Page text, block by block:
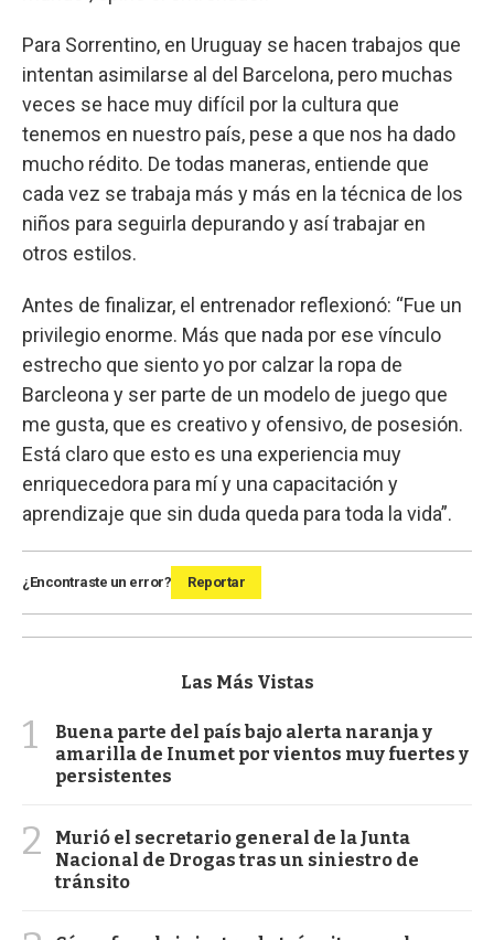
Para Sorrentino, en Uruguay se hacen trabajos que
intentan asimilarse al del Barcelona, pero muchas
veces se hace muy difícil por la cultura que
tenemos en nuestro país, pese a que nos ha dado
mucho rédito. De todas maneras, entiende que
cada vez se trabaja más y más en la técnica de los
niños para seguirla depurando y así trabajar en
otros estilos.
Antes de finalizar, el entrenador reflexionó: “Fue un
privilegio enorme. Más que nada por ese vínculo
estrecho que siento yo por calzar la ropa de
Barcleona y ser parte de un modelo de juego que
me gusta, que es creativo y ofensivo, de posesión.
Está claro que esto es una experiencia muy
enriquecedora para mí y una capacitación y
aprendizaje que sin duda queda para toda la vida”.
¿Encontraste un error? Reportar
Las Más Vistas
1
Buena parte del país bajo alerta naranja y
amarilla de Inumet por vientos muy fuertes y
persistentes
2
Murió el secretario general de la Junta
Nacional de Drogas tras un siniestro de
tránsito